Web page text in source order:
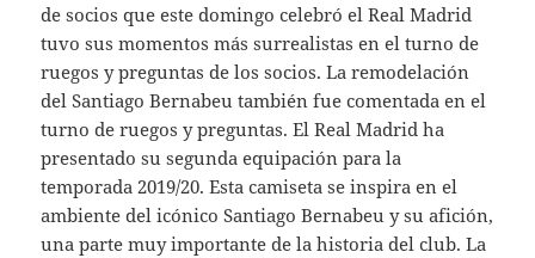
de socios que este domingo celebró el Real Madrid
tuvo sus momentos más surrealistas en el turno de
ruegos y preguntas de los socios. La remodelación
del Santiago Bernabeu también fue comentada en el
turno de ruegos y preguntas. El Real Madrid ha
presentado su segunda equipación para la
temporada 2019/20. Esta camiseta se inspira en el
ambiente del icónico Santiago Bernabeu y su afición,
una parte muy importante de la historia del club. La